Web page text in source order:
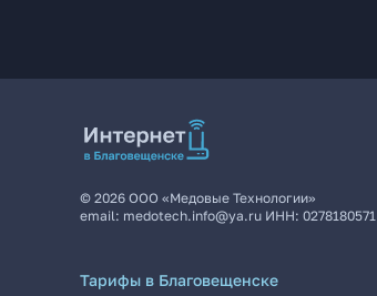
© 2026 ООО «Медовые Технологии»
email: medotech.info@ya.ru ИНН: 0278180571
Тарифы в Благовещенске